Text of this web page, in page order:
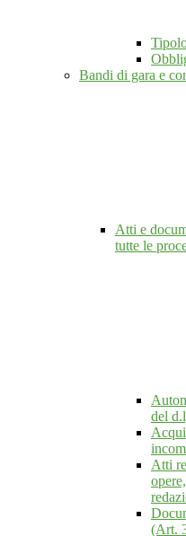
Bandi di gara e
Atti e
tutte le
del
Atti
(Art.